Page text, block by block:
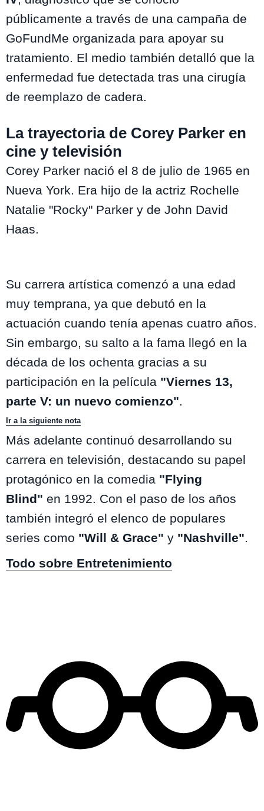
públicamente a través de una campaña de
GoFundMe organizada para apoyar su
tratamiento. El medio también detalló que la
enfermedad fue detectada tras una cirugía
de reemplazo de cadera.
La trayectoria de Corey Parker en
cine y televisión
Corey Parker nació el 8 de julio de 1965 en
Nueva York. Era hijo de la actriz Rochelle
Natalie "Rocky" Parker y de John David
Haas.
Su carrera artística comenzó a una edad
muy temprana, ya que debutó en la
actuación cuando tenía apenas cuatro años.
Sin embargo, su salto a la fama llegó en la
década de los ochenta gracias a su
participación en la película "Viernes 13,
parte V: un nuevo comienzo".
Ir a la siguiente nota
Más adelante continuó desarrollando su
carrera en televisión, destacando su papel
protagónico en la comedia "Flying
Blind" en 1992. Con el paso de los años
también integró el elenco de populares
series como "Will & Grace" y "Nashville".
Todo sobre Entretenimiento